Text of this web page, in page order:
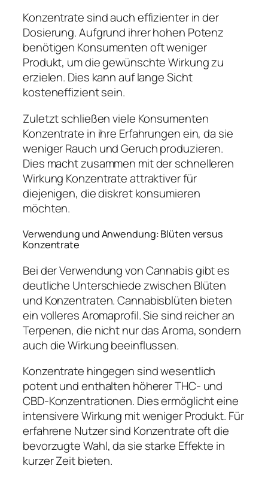
Konzentrate sind auch effizienter in der
Dosierung. Aufgrund ihrer hohen Potenz
benötigen Konsumenten oft weniger
Produkt, um die gewünschte Wirkung zu
erzielen. Dies kann auf lange Sicht
kosteneffizient sein.
Zuletzt schließen viele Konsumenten
Konzentrate in ihre Erfahrungen ein, da sie
weniger Rauch und Geruch produzieren.
Dies macht zusammen mit der schnelleren
Wirkung Konzentrate attraktiver für
diejenigen, die diskret konsumieren
möchten.
Verwendung und Anwendung: Blüten versus
Konzentrate
Bei der Verwendung von Cannabis gibt es
deutliche Unterschiede zwischen Blüten
und Konzentraten. Cannabisblüten bieten
ein volleres Aromaprofil. Sie sind reicher an
Terpenen, die nicht nur das Aroma, sondern
auch die Wirkung beeinflussen.
Konzentrate hingegen sind wesentlich
potent und enthalten höherer THC- und
CBD-Konzentrationen. Dies ermöglicht eine
intensivere Wirkung mit weniger Produkt. Für
erfahrene Nutzer sind Konzentrate oft die
bevorzugte Wahl, da sie starke Effekte in
kurzer Zeit bieten.